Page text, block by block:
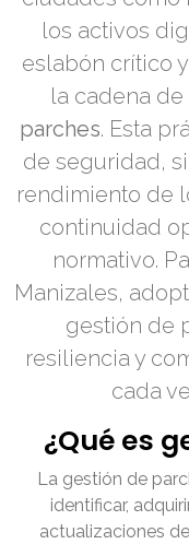
los activos
eslabón crítico
la cadena
parches. Esta
de seguridad,
rendimiento de
continuidad
normativo.
Manizales,
gestión de
resiliencia y
cada
¿Qué es
La gestión de
identificar,
actualizaciones